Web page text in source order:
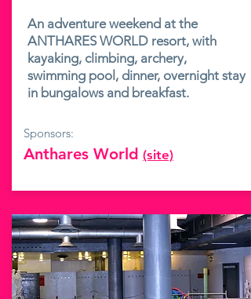
An adventure weekend at the
ANTHARES WORLD resort, with
kayaking, climbing, archery,
swimming pool, dinner, overnight stay
in bungalows and breakfast.
Sponsors:
Anthares World (site)